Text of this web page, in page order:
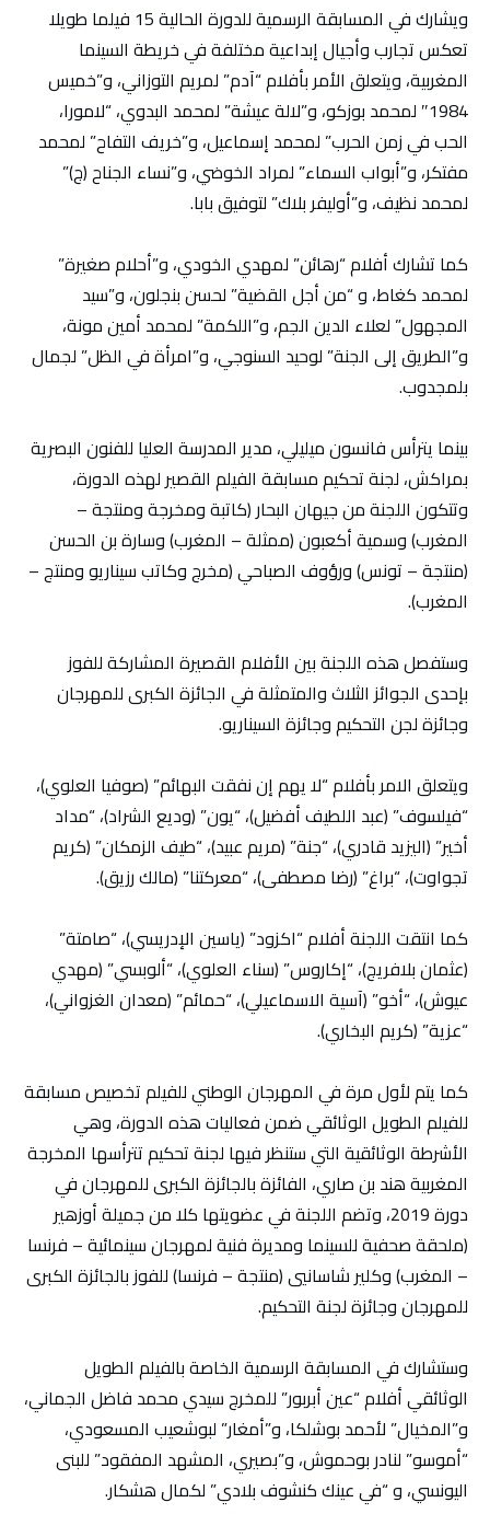
ويشارك في المسابقة الرسمية للدورة الحالية 15 فيلما طويلا
تعكس تجارب وأجيال إبداعية مختلفة في خريطة السينما
المغربية، ويتعلق الأمر بأفلام “آدم” لمريم التوزاني، و”خميس
1984″ لمحمد بوزكو، و”لالة عيشة” لمحمد البدوي، “لامورا،
الحب في زمن الحرب” لمحمد إسماعيل، و”خريف التفاح” لمحمد
مفتكر، و”أبواب السماء” لمراد الخوضي، و”نساء الجناح (ج)”
لمحمد نظيف، و”أوليفر بلاك” لتوفيق بابا.
كما تشارك أفلام “رهائن” لمهدي الخودي، و”أحلام صغيرة”
لمحمد كغاط، و “من أجل القضية” لحسن بنجلون، و”سيد
المجهول” لعلاء الدين الجم، و”اللكمة” لمحمد أمين مونة،
و”الطريق إلى الجنة” لوحيد السنوجي، و”امرأة في الظل” لجمال
بلمجدوب.
بينما يترأس فانسون ميليلي، مدير المدرسة العليا للفنون البصرية
بمراكش، لجنة تحكيم مسابقة الفيلم القصير لهذه الدورة،
وتتكون اللجنة من جيهان البحار (كاتبة ومخرجة ومنتجة –
المغرب) وسمية أكعبون (ممثلة – المغرب) وسارة بن الحسن
(منتجة – تونس) ورؤوف الصباحي (مخرج وكاتب سيناريو ومنتج –
المغرب).
وستفصل هذه اللجنة بين الأفلام القصيرة المشاركة للفوز
بإحدى الجوائز الثلاث والمتمثلة في الجائزة الكبرى للمهرجان
وجائزة لجن التحكيم وجائزة السيناريو.
ويتعلق الامر بأفلام “لا يهم إن نفقت البهائم” (صوفيا العلوي)،
“فيلسوف” (عبد اللطيف أفضيل)، “يون” (وديع الشراد)، “مداد
أخير” (اليزيد قادري)، “جنة” (مريم عبيد)، “طيف الزمكان” (كريم
تجواوت)، “براغ” (رضا مصطفى)، “معركتنا” (مالك رزيق).
كما انتقت اللجنة أفلام “اكزود” (ياسين الإدريسي)، “صامتة”
(عثمان بلافريج)، “إكاروس” (سناء العلوي)، “ألوبسي” (مهدي
عيوش)، “أخو” (آسية الاسماعيلي)، “حمائم” (معدان الغزواني)،
“عزية” (كريم البخاري).
كما يتم لأول مرة في المهرجان الوطني للفيلم تخصيص مسابقة
للفيلم الطويل الوثائقي ضمن فعاليات هذه الدورة، وهي
الأشرطة الوثائقية التي ستنظر فيها لجنة تحكيم تترأسها المخرجة
المغربية هند بن صاري، الفائزة بالجائزة الكبرى للمهرجان في
دورة 2019، وتضم اللجنة في عضويتها كلا من جميلة أوزهير
(ملحقة صحفية للسينما ومديرة فنية لمهرجان سينمائية – فرنسا
– المغرب) وكلير شاسانيي (منتجة – فرنسا) للفوز بالجائزة الكبرى
للمهرجان وجائزة لجنة التحكيم.
وستشارك في المسابقة الرسمية الخاصة بالفيلم الطويل
الوثائقي أفلام “عين أبربور” للمخرج سيدي محمد فاضل الجماني،
و”المخيال” لأحمد بوشلكا، و”أمغار” لبوشعيب المسعودي،
“أموسو” لنادر بوحموش، و”بصيري، المشهد المفقود” للبنى
اليونسي، و “في عينك كنشوف بلادي” لكمال هشكار.